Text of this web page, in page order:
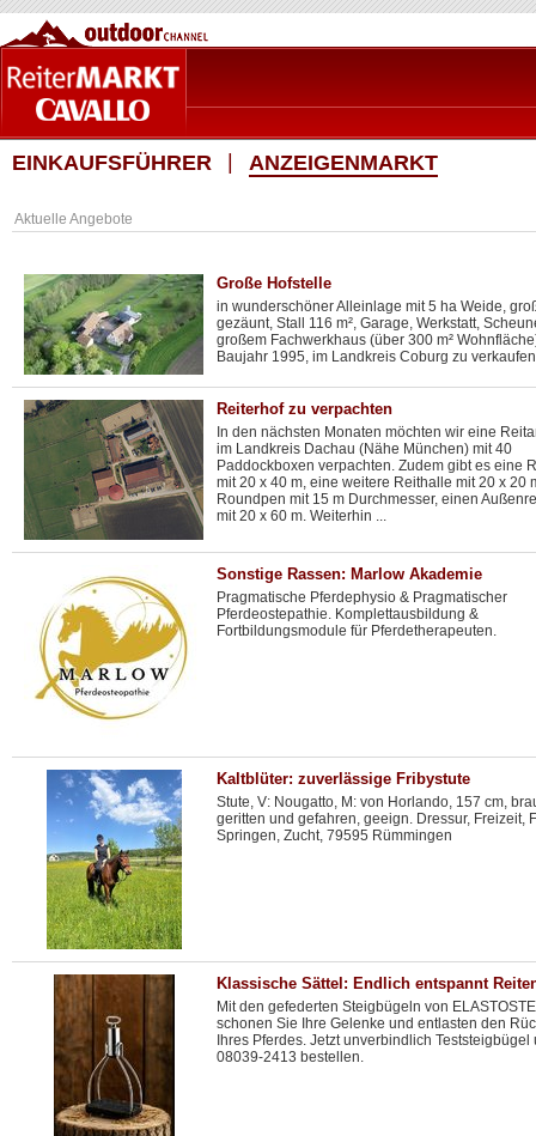
EINKAUFSFÜHRER ANZEIGENMARKT
Aktuelle Angebote
Große Hofstelle
in wunderschöner Alleinlage mit 5 ha Weide,
gezäunt, Stall 116 m², Garage, Werkstatt,
großem Fachwerkhaus (über 300 m²
Baujahr 1995, im Landkreis Coburg zu
Reiterhof zu verpachten
In den nächsten Monaten möchten wir eine
im Landkreis Dachau (Nähe München) mit 40
Paddockboxen verpachten. Zudem gibt es eine
mit 20 x 40 m, eine weitere Reithalle mit 20 x 20
Roundpen mit 15 m Durchmesser, einen
mit 20 x 60 m. Weiterhin ...
Sonstige Rassen: Marlow Akademie
Pragmatische Pferdephysio & Pragmatischer
Pferdeostepathie. Komplettausbildung &
Fortbildungsmodule für Pferdetherapeuten.
Kaltblüter: zuverlässige Fribystute
Stute, V: Nougatto, M: von Horlando, 157 cm,
geritten und gefahren, geeign. Dressur, Freizeit,
Springen, Zucht, 79595 Rümmingen
Klassische Sättel: Endlich entspannt
Mit den gefederten Steigbügeln von
schonen Sie Ihre Gelenke und entlasten den
Ihres Pferdes. Jetzt unverbindlich Teststeigbügel
08039-2413 bestellen.